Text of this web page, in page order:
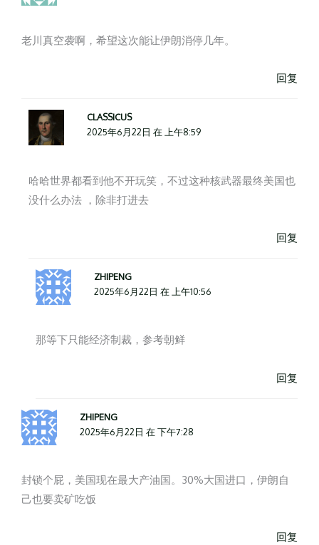
老川真空袭啊，希望这次能让伊朗消停几年。
回复
CLASSICUS
2025年6月22日 在 上午8:59
哈哈世界都看到他不开玩笑，不过这种核武器最终美国也
没什么办法 ，除非打进去
回复
ZHIPENG
2025年6月22日 在 上午10:56
那等下只能经济制裁，参考朝鲜
回复
ZHIPENG
2025年6月22日 在 下午7:28
封锁个屁，美国现在最大产油国。30%大国进口，伊朗自
己也要卖矿吃饭
回复